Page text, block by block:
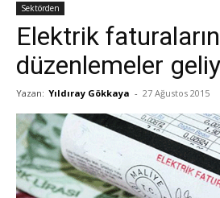
Sektörden
Elektrik
düzenlemeler
Yazan: Yıldıray Gökkaya - 27 Ağustos 2015